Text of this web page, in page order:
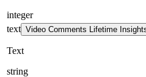
integer
text Video Comments Lifetime
Text
string